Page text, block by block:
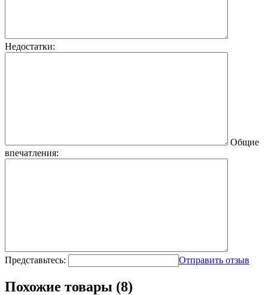
Недостатки:
Общие
впечатления:
Представьтесь: Отправить отзыв
Похожие товары (8)